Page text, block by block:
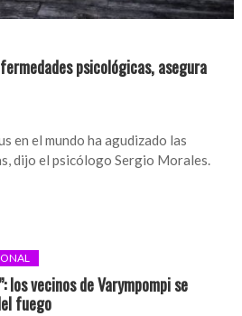
psicológicas, asegura
en el mundo ha agudizado las
dijo el psicólogo Sergio Morales.
los vecinos de Varympompi se
fuego